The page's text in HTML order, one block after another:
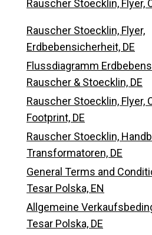
Rauscher Stoecklin, Flyer,
Rauscher Stoecklin, Flyer,
Erdbebensicherheit, DE
Flussdiagramm
Rauscher & Stoecklin, DE
Rauscher Stoecklin, Flyer,
Footprint, DE
Rauscher Stoecklin,
Transformatoren, DE
General Terms and
Tesar Polska, EN
Allgemeine
Tesar Polska, DE